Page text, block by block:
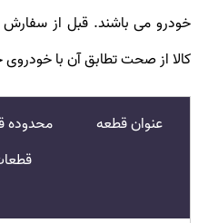
خودرو می باشند. قبل از سفارش
کالا از صحت تطابق آن با
عنوان قطعه
محدوده